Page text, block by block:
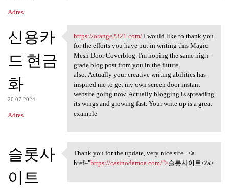
Adres
신용카
드 현금
화
20.07.2024
Adres
https://orange2321.com/ I
https://orange2321.com/I would like to thank you
for the efforts you have put in writing this Magic
Mesh Door Coverblog. I'm hoping the same high-
grade blog post from you in the future
also. Actually your creative writing abilities has
inspired me to get my own screen door instant
website going now. Actually blogging is spreading
its wings and growing fast. Your write up is a great
example
슬롯사
이트
Thank you for the update,
Thank you for the update, very nice site.. <a
href="https://casinodamoa.com/">슬롯사이트</a>